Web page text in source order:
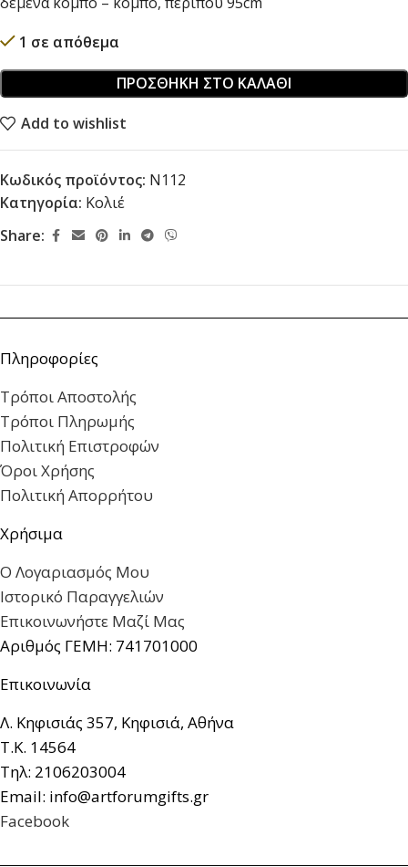
1 σε απόθεμα
ΠΡΟΣΘΉΚΗ ΣΤΟ ΚΑΛΆΘΙ
Add to wishlist
Κωδικός προϊόντος: Ν112
Κατηγορία: Κολιέ
Share:
Πληροφορίες
Τρόποι Αποστολής
Τρόποι Πληρωμής
Πολιτική Επιστροφών
Όροι Χρήσης
Πολιτική Απορρήτου
Χρήσιμα
Ο Λογαριασμός Μου
Ιστορικό Παραγγελιών
Επικοινωνήστε Μαζί Μας
Αριθμός ΓΕΜΗ: 741701000
Επικοινωνία
Λ. Κηφισιάς 357, Κηφισιά, Αθήνα
Τ.Κ. 14564
Τηλ: 2106203004
Email: info@artforumgifts.gr
Facebook